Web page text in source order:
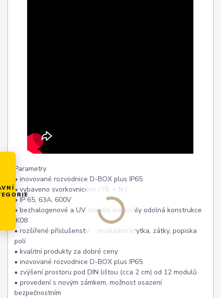
Parametry
• inovované rozvodnice D-BOX plus IP65
• vybaveno svorkovnicemi ( PE + N )
• IP 65, 63A, 600V
• bezhalogenové a UV stabilní materiály odolná konstrukce
IK08
• rozšířené příslušenství - modulární krytka, zátky, popiska
polí
• kvalitní produkty za dobré ceny
• inovované rozvodnice D-BOX plus IP65
• zvýšení prostoru pod DIN lištou (cca 2 cm) od 12 modulů
• provedení s novým zámkem, možnost osazení
bezpečnostním